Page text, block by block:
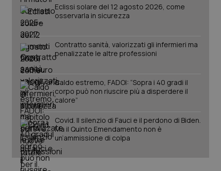
Eclissi solare del 12 agosto 2026, come
osservarla in sicurezza
Contratto sanità, valorizzati gli infermieri ma
penalizzate le altre professioni
Caldo estremo, FADOI: “Sopra i 40 gradi il
corpo può non riuscire più a disperdere il
calore”
Covid. Il silenzio di Fauci e il perdono di Biden.
Ma il Quinto Emendamento non è
un’ammissione di colpa
_ga
Google LLC
.quotidianosanita.it